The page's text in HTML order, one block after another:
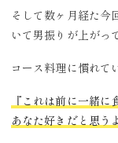
そして数ヶ月経た今
いて男振りが上がっ
コース料理に慣れて
『これは前に一緒に
あなた好きだと思う